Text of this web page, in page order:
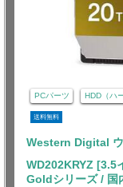
PCパーツ HDD（ハ
送料無料
Western Digital
WD202KRYZ [3.5
Goldシリーズ / 国